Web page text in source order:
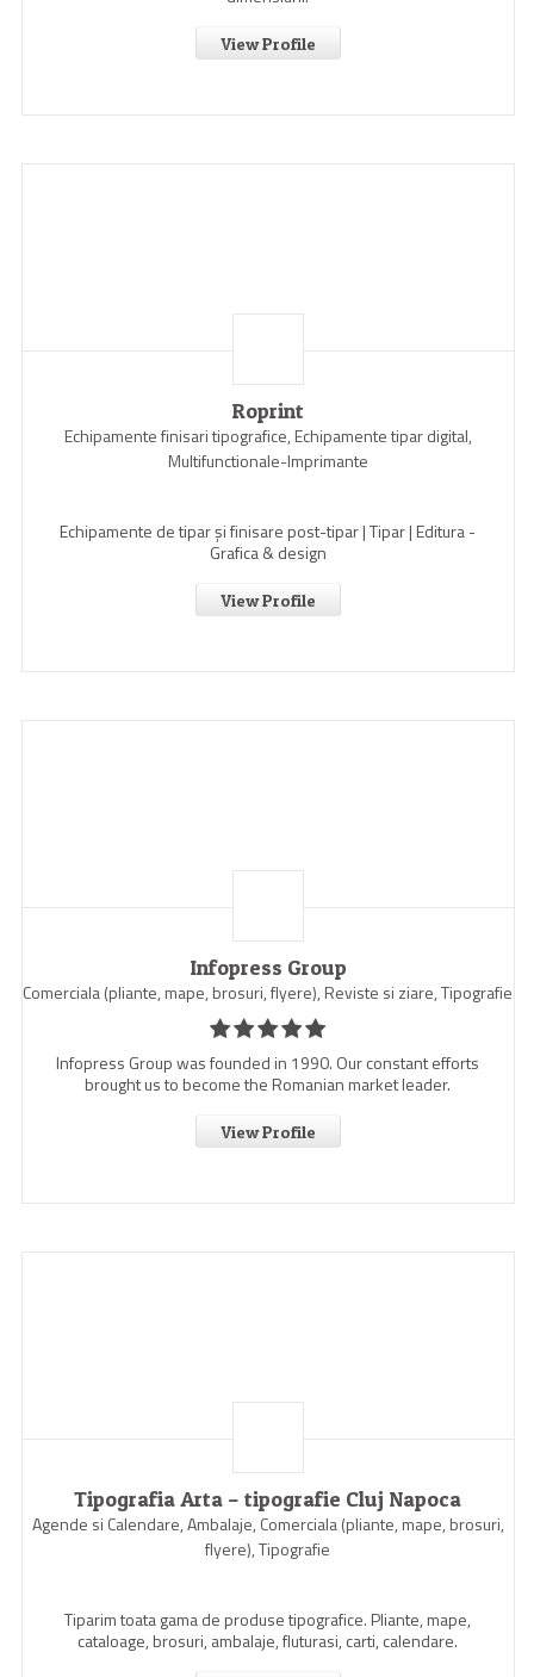
View Profile
Roprint
Echipamente finisari tipografice, Echipamente tipar digital,
Multifunctionale-Imprimante
Echipamente de tipar și finisare post-tipar | Tipar | Editura -
Grafica & design
View Profile
Infopress Group
Comerciala (pliante, mape, brosuri, flyere), Reviste si ziare, Tipografie
Infopress Group was founded in 1990. Our constant efforts
brought us to become the Romanian market leader.
View Profile
Tipografia Arta – tipografie Cluj Napoca
Agende si Calendare, Ambalaje, Comerciala (pliante, mape, brosuri,
flyere), Tipografie
Tiparim toata gama de produse tipografice. Pliante, mape,
cataloage, brosuri, ambalaje, fluturasi, carti, calendare.